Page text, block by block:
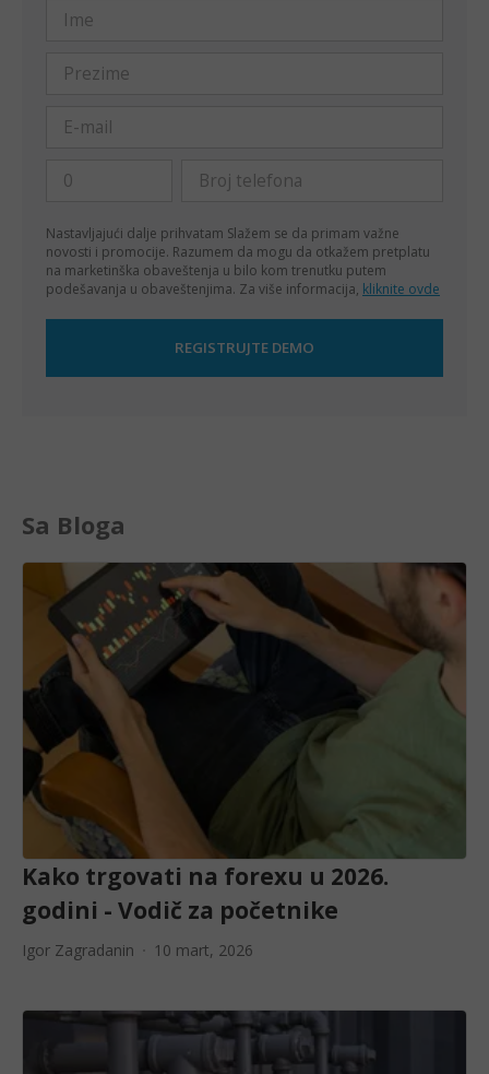
Nastavljajući dalje prihvatam Slažem se da primam važne
novosti i promocije. Razumem da mogu da otkažem pretplatu
na marketinška obaveštenja u bilo kom trenutku putem
podešavanja u obaveštenjima. Za više informacija, kliknite ovde
Sa Bloga
Kako trgovati na forexu u 2026.
godini - Vodič za početnike
Igor Zagradanin 10 mart, 2026